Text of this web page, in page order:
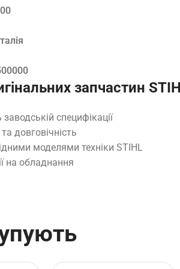
запчастин
специфікації
довговічність
моделями техніки STIHL
на обладнання